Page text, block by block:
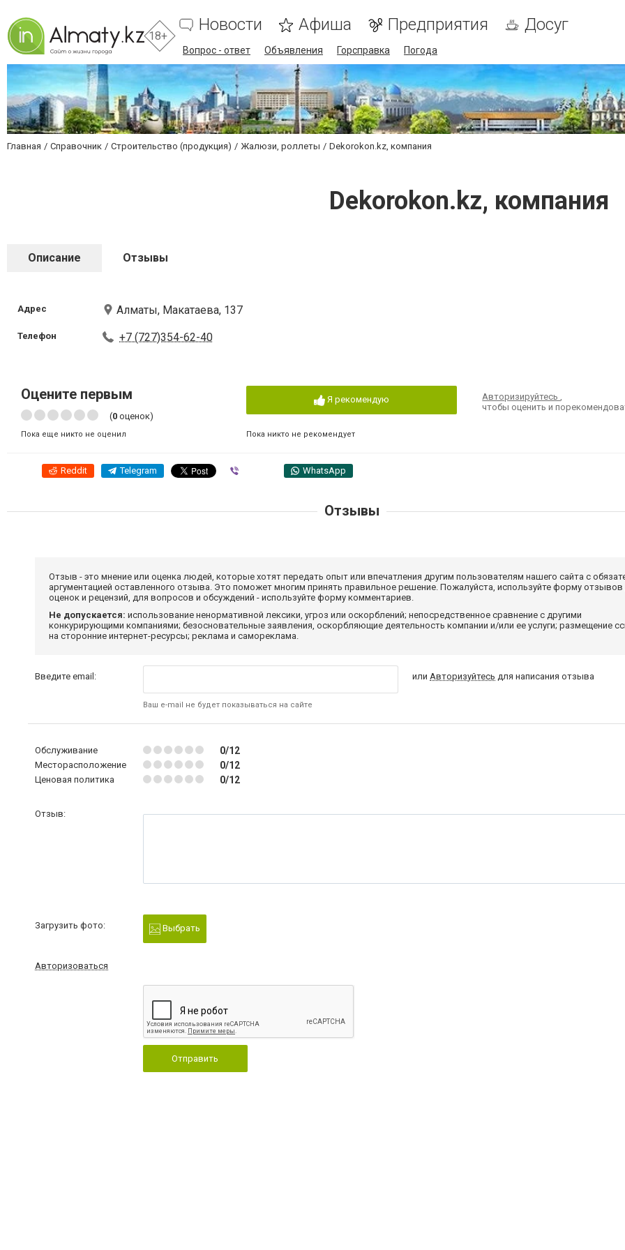
18+
Новости Афиша Предприятия Досуг
Вопрос - ответ Объявления Горсправка Погода
Главная Справочник Строительство (продукция) Жалюзи, роллеты Dekorokon.kz, компания
Dekorokon.kz, компания
Описание Отзывы
Адрес Алматы, Макатаева, 137
Телефон +7 (727)354-62-40
Оцените первым
(0 оценок)
Пока еще никто не оценил
Я рекомендую
Пока никто не рекомендует
Авторизируйтесь,
чтобы оценить и
Reddit Telegram WhatsApp
Отзывы
Отзыв - это мнение или оценка людей, которые хотят передать опыт или впечатления другим пользователям нашего сайта с
аргументацией оставленного отзыва. Это поможет многим принять правильное решение. Пожалуйста, используйте форму отзывов
оценок и рецензий, для вопросов и обсуждений - используйте форму комментариев.
Не допускается: использование ненормативной лексики, угроз или оскорблений; непосредственное сравнение с другими
конкурирующими компаниями; безосновательные заявления, оскорбляющие деятельность компании и/или ее услуги; размещение
на сторонние интернет-ресурсы; реклама и самореклама.
Введите email:
Ваш e-mail не будет показываться на сайте
илиАвторизуйтесь для написания отзыва
Обслуживание 0/12
Месторасположение 0/12
Ценовая политика 0/12
Отзыв:
Загрузить фото: Выбрать
Авторизоваться
Отправить